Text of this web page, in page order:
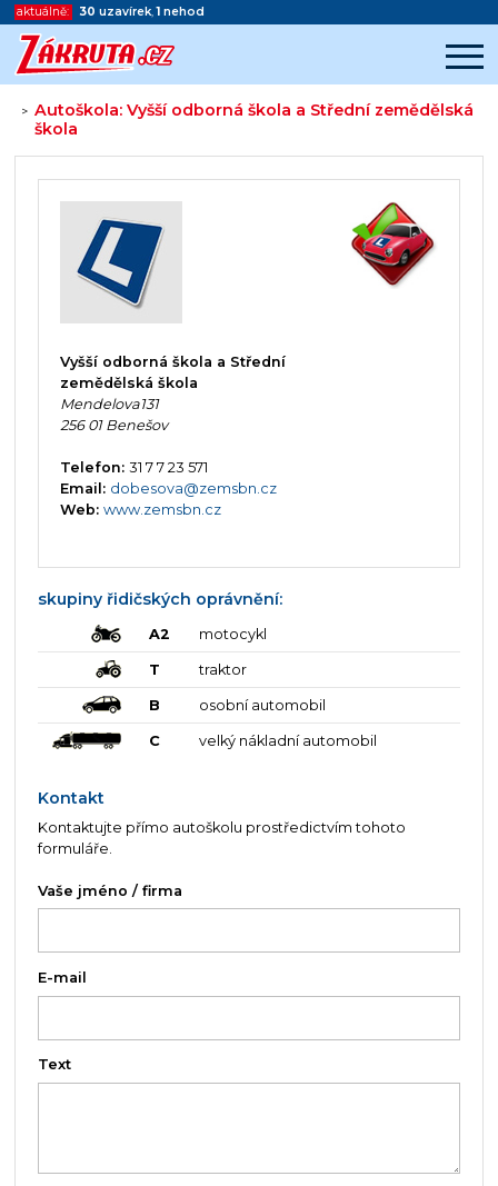
aktuálně: 30 uzavírek,1 nehod
>Autoškola: Vyšší odborná škola a Střední zemědělská
škola
Začátek reklamy
Konec reklamy
Vyšší odborná škola a Střední
zemědělská škola
Mendelova131
256 01 Benešov
Telefon: 31 7 7 23 571
Email: dobesova@zemsbn.cz
Web: www.zemsbn.cz
skupiny řidičských oprávnění:
A2 motocykl
T traktor
B osobní automobil
C velký nákladní automobil
Kontakt
Kontaktujte přímo autoškolu prostředictvím tohoto
formuláře.
Vaše jméno / firma
E-mail
Text